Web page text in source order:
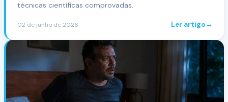
técnicas científicas comprovadas.
02 de junho de 2026 Ler artigo→